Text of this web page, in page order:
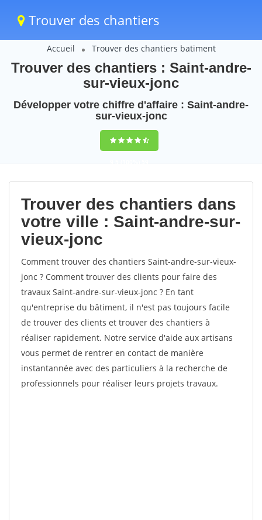
Trouver des chantiers
Accueil Trouver des chantiers batiment
Trouver des chantiers : Saint-andre-
sur-vieux-jonc
Développer votre chiffre d'affaire : Saint-andre-
sur-vieux-jonc
9,5(100%)59
votes
Trouver des chantiers dans
votre ville : Saint-andre-sur-
vieux-jonc
Comment trouver des chantiers Saint-andre-sur-vieux-
jonc ? Comment trouver des clients pour faire des
travaux Saint-andre-sur-vieux-jonc ? En tant
qu'entreprise du bâtiment, il n'est pas toujours facile
de trouver des clients et trouver des chantiers à
réaliser rapidement. Notre service d'aide aux artisans
vous permet de rentrer en contact de manière
instantannée avec des particuliers à la recherche de
professionnels pour réaliser leurs projets travaux.